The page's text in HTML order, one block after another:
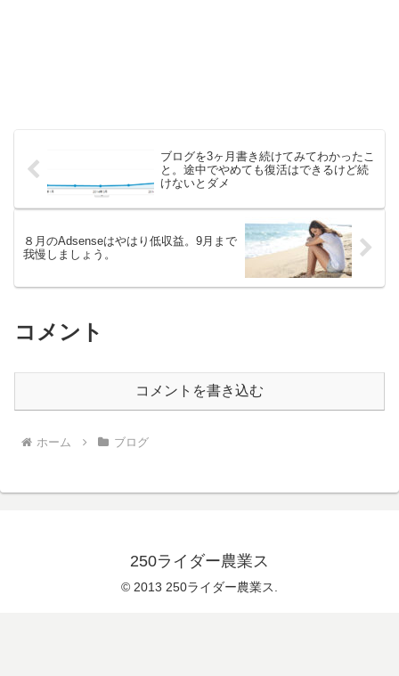
ブログを3ヶ月書き続けてみてわかったこ
と。途中でやめても復活はできるけど続
けないとダメ
８月のAdsenseはやはり低収益。9月まで
我慢しましょう。
コメント
コメントを書き込む
ホーム ブログ
250ライダー農業ス
© 2013 250ライダー農業ス.